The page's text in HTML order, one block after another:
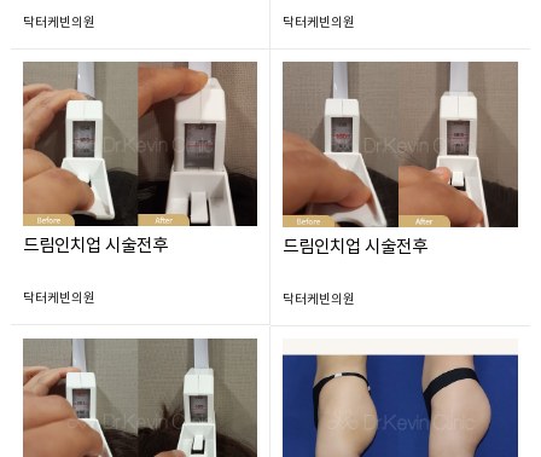
닥터케빈의원 닥터케빈의원
드림인치업 시술전후
닥터케빈의원
드림인치업 시술전후
닥터케빈의원